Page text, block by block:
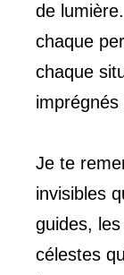
de
chaque
chaque
Je te
invisibles
guides,
célestes